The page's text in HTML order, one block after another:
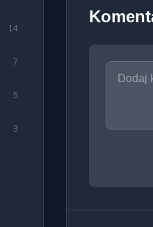
14
7
5
3